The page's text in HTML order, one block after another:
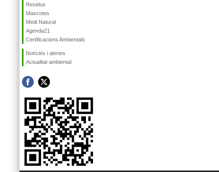
Residus
Mascotes
Medi Natural
Agenda21
Certificacions Ambientals
Notícies i alertes
Actualitat ambiental